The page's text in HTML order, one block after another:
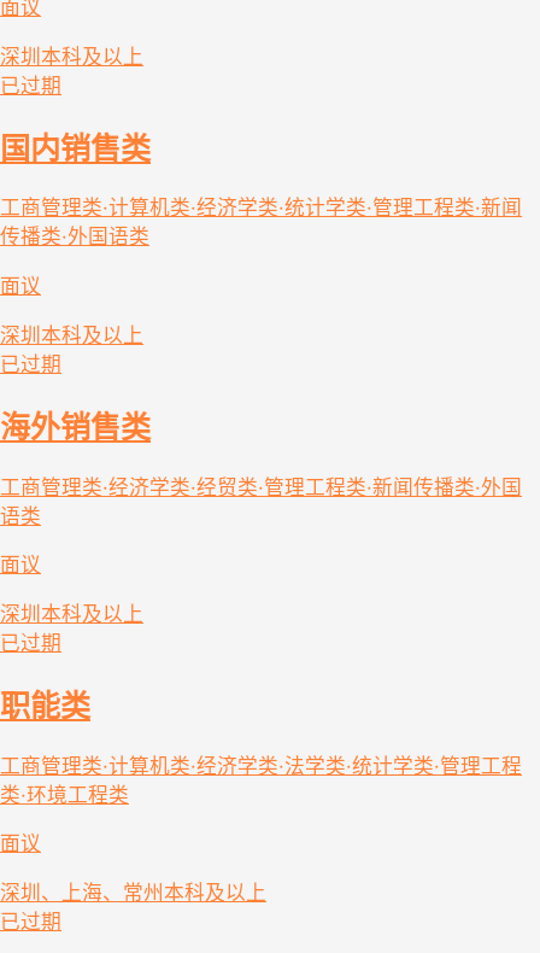
面议
深圳 本科及以上
已过期
国内销售类
工商管理类·计算机类·经济学类·统计学类·管理工程类·新闻
传播类·外国语类
面议
深圳 本科及以上
已过期
海外销售类
工商管理类·经济学类·经贸类·管理工程类·新闻传播类·外国
语类
面议
深圳 本科及以上
已过期
职能类
工商管理类·计算机类·经济学类·法学类·统计学类·管理工程
类·环境工程类
面议
深圳、上海、常州 本科及以上
已过期